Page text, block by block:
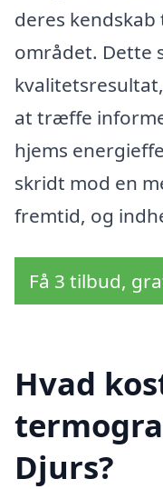
deres
området. Dette
at træffe
hjems
skridt mod en
fremtid, og
Få 3 tilbud,
Hvad
Djurs?